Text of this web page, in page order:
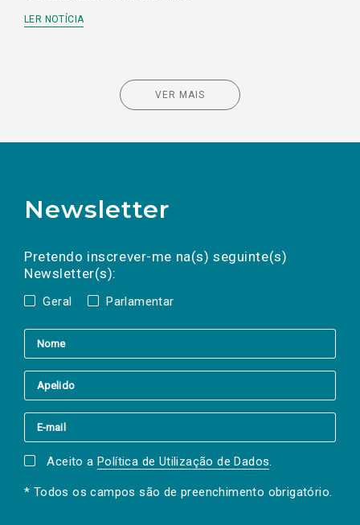
LER NOTÍCIA
VER MAIS
Newsletter
Pretendo inscrever-me na(s) seguinte(s)
Newsletter(s):
Geral Parlamentar
a(s) newsletter(s).
mail
Aceito a Política de Utilização de Dados.
* Todos os campos são de preenchimento obrigatório.